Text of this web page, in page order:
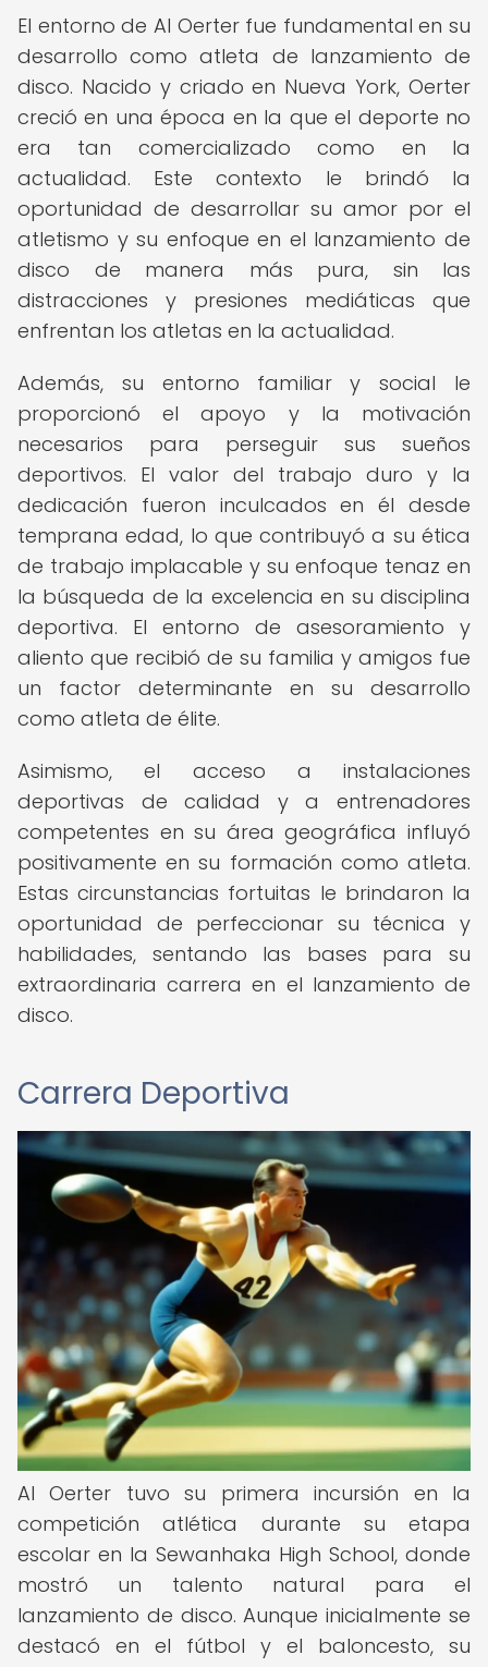
El entorno de Al Oerter fue fundamental en su
desarrollo como atleta de lanzamiento de
disco. Nacido y criado en Nueva York, Oerter
creció en una época en la que el deporte no
era tan comercializado como en la
actualidad. Este contexto le brindó la
oportunidad de desarrollar su amor por el
atletismo y su enfoque en el lanzamiento de
disco de manera más pura, sin las
distracciones y presiones mediáticas que
enfrentan los atletas en la actualidad.
Además, su entorno familiar y social le
proporcionó el apoyo y la motivación
necesarios para perseguir sus sueños
deportivos. El valor del trabajo duro y la
dedicación fueron inculcados en él desde
temprana edad, lo que contribuyó a su ética
de trabajo implacable y su enfoque tenaz en
la búsqueda de la excelencia en su disciplina
deportiva. El entorno de asesoramiento y
aliento que recibió de su familia y amigos fue
un factor determinante en su desarrollo
como atleta de élite.
Asimismo, el acceso a instalaciones
deportivas de calidad y a entrenadores
competentes en su área geográfica influyó
positivamente en su formación como atleta.
Estas circunstancias fortuitas le brindaron la
oportunidad de perfeccionar su técnica y
habilidades, sentando las bases para su
extraordinaria carrera en el lanzamiento de
disco.
Carrera Deportiva
Al Oerter tuvo su primera incursión en la
competición atlética durante su etapa
escolar en la Sewanhaka High School, donde
mostró un talento natural para el
lanzamiento de disco. Aunque inicialmente se
destacó en el fútbol y el baloncesto, su